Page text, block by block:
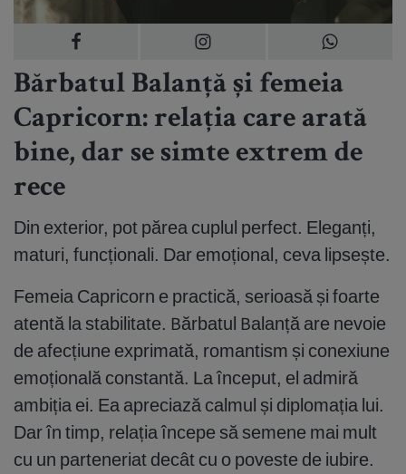
Bărbatul Balanță și femeia
Capricorn: relația care arată
bine, dar se simte extrem de
rece
Din exterior, pot părea cuplul perfect. Eleganți,
maturi, funcționali. Dar emoțional, ceva lipsește.
Femeia Capricorn e practică, serioasă și foarte
atentă la stabilitate. Bărbatul Balanță are nevoie
de afecțiune exprimată, romantism și conexiune
emoțională constantă. La început, el admiră
ambiția ei. Ea apreciază calmul și diplomația lui.
Dar în timp, relația începe să semene mai mult
cu un parteneriat decât cu o poveste de iubire.